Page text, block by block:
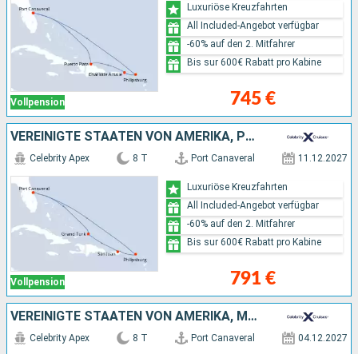
Vollpension 745 €
Luxuriöse Kreuzfahrten
All Included-Angebot verfügbar
-60% auf den 2. Mitfahrer
Bis sur 600€ Rabatt pro Kabine
VEREINIGTE STAATEN VON AMERIKA, PUERTO RICO
Vollpension
Celebrity Apex 8 T Port Canaveral 11.12.2027
791 €
Luxuriöse Kreuzfahrten
All Included-Angebot verfügbar
-60% auf den 2. Mitfahrer
Bis sur 600€ Rabatt pro Kabine
VEREINIGTE STAATEN VON AMERIKA, MEXIKO, CAYMAN ISLANDS
Celebrity Apex 8 T Port Canaveral 04.12.2027